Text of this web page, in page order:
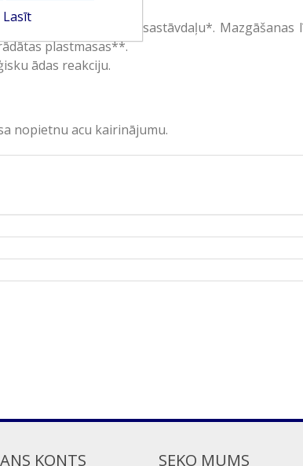
95% dabiski iegūtu sastāvdaļu*. Mazgāšanas
plastmasas**.
ādas reakciju.
nopietnu acu kairinājumu.
KONTS SEKO MUMS
Lasīt